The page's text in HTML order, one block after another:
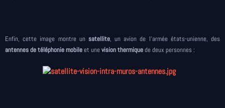
Enfin, cette image montre un satellite, un avion de l'armée états-unienne, des
antennes de téléphonie mobileet une vision thermiquede deux personnes :